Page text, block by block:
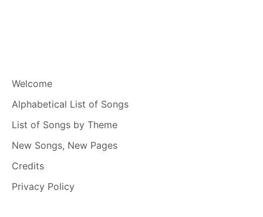
Welcome
Alphabetical List of Songs
List of Songs by Theme
New Songs, New Pages
Credits
Privacy Policy